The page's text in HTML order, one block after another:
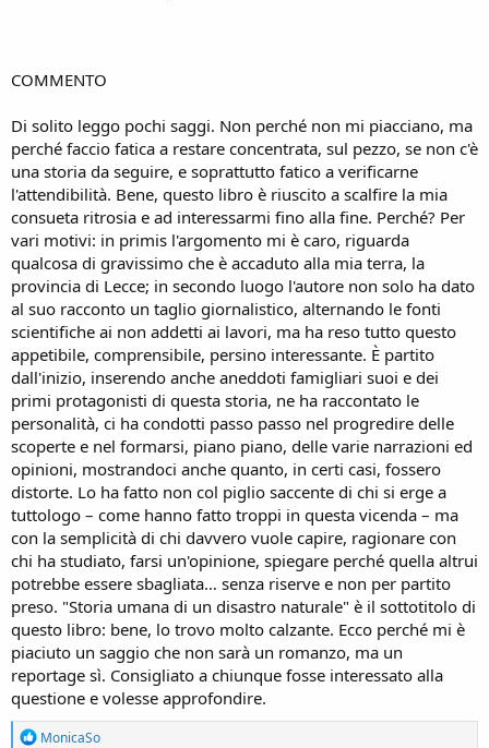
COMMENTO
Di solito leggo pochi saggi. Non perché non mi piacciano, ma
perché faccio fatica a restare concentrata, sul pezzo, se non c'è
una storia da seguire, e soprattutto fatico a verificarne
l'attendibilità. Bene, questo libro è riuscito a scalfire la mia
consueta ritrosia e ad interessarmi fino alla fine. Perché? Per
vari motivi: in primis l'argomento mi è caro, riguarda
qualcosa di gravissimo che è accaduto alla mia terra, la
provincia di Lecce; in secondo luogo l'autore non solo ha dato
al suo racconto un taglio giornalistico, alternando le fonti
scientifiche ai non addetti ai lavori, ma ha reso tutto questo
appetibile, comprensibile, persino interessante. È partito
dall'inizio, inserendo anche aneddoti famigliari suoi e dei
primi protagonisti di questa storia, ne ha raccontato le
personalità, ci ha condotti passo passo nel progredire delle
scoperte e nel formarsi, piano piano, delle varie narrazioni ed
opinioni, mostrandoci anche quanto, in certi casi, fossero
distorte. Lo ha fatto non col piglio saccente di chi si erge a
tuttologo – come hanno fatto troppi in questa vicenda – ma
con la semplicità di chi davvero vuole capire, ragionare con
chi ha studiato, farsi un'opinione, spiegare perché quella altrui
potrebbe essere sbagliata… senza riserve e non per partito
preso. "Storia umana di un disastro naturale" è il sottotitolo di
questo libro: bene, lo trovo molto calzante. Ecco perché mi è
piaciuto un saggio che non sarà un romanzo, ma un
reportage sì. Consigliato a chiunque fosse interessato alla
questione e volesse approfondire.
R
MonicaSo